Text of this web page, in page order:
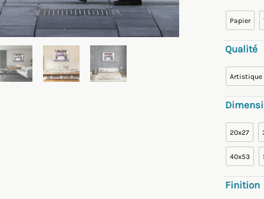
Papier
Qualité
Artistique
20x27
40x53
Finition